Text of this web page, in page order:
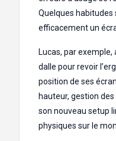
Quelques
efficacement un
Lucas, par
dalle pour revoir
position de ses
hauteur, gestion
son nouveau setup
physiques sur le